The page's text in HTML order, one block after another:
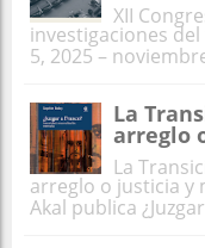
XII
investigaciones
5, 2025 –
La
arreglo
La
arreglo o justicia y
Akal publica